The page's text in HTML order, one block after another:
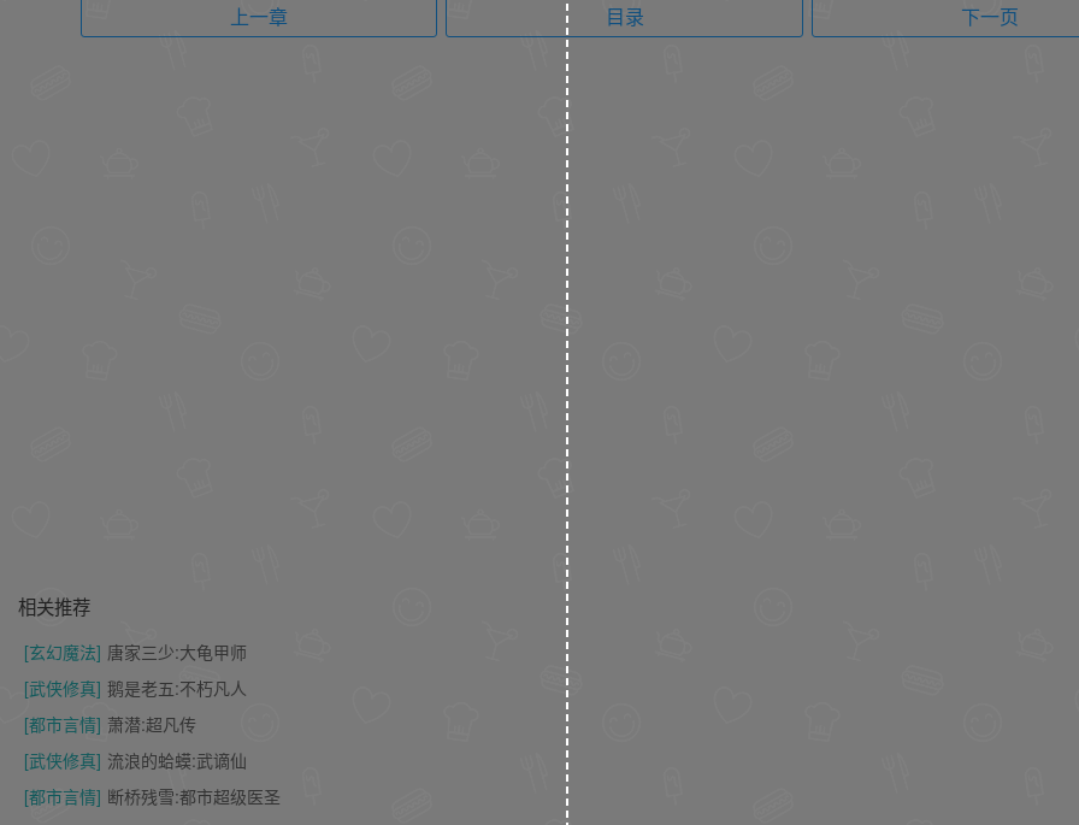
上一章 目录 下一页
相关推荐
[玄幻魔法] 唐家三少:大龟甲师
[武侠修真] 鹅是老五:不朽凡人
[都市言情] 萧潜:超凡传
[武侠修真] 流浪的蛤蟆:武谪仙
[都市言情] 断桥残雪:都市超级医圣